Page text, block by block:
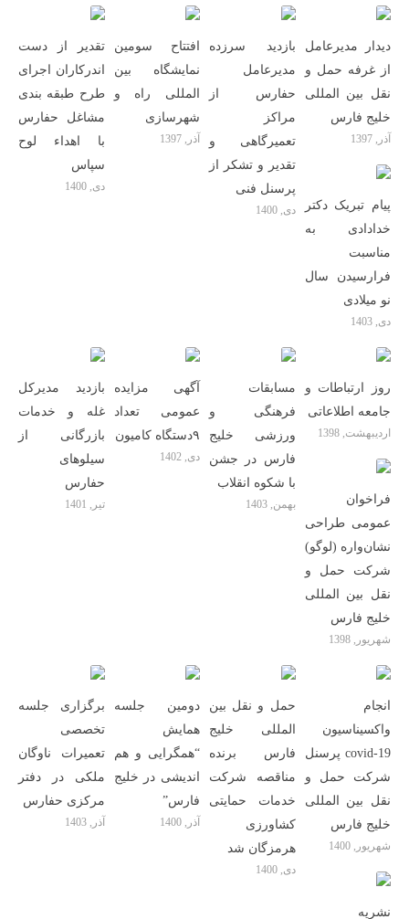
تقدیر از دست
اندرکاران اجرای
طرح طبقه بندی
مشاغل حفارس
با اهداء لوح
سپاس
دی, 1400
افتتاح سومین
نمایشگاه بین
المللی راه و
شهرسازی
آذر, 1397
بازدید سرزده
مدیرعامل
حفارس از
مراکز
تعمیرگاهی و
تقدیر و تشکر از
پرسنل فنی
دی, 1400
دیدار مدیرعامل
از غرفه حمل و
نقل بین المللی
خلیج فارس
آذر, 1397
پیام تبریک دکتر
خدادادی به
مناسبت
فرارسیدن سال
نو میلادی
دی, 1403
بازدید مدیرکل
غله و خدمات
بازرگانی از
سیلوهای
حفارس
تیر, 1401
آگهی مزایده
عمومی تعداد
۹دستگاه کامیون
دی, 1402
مسابقات
فرهنگی و
ورزشی خلیج
فارس در جشن
با شکوه انقلاب
بهمن, 1403
روز ارتباطات و
جامعه اطلاعاتى
اردیبهشت, 1398
فراخوان
عمومی طراحی
نشان‌واره (لوگو)
شرکت حمل و
نقل بین المللی
خلیج فارس
شهریور, 1398
برگزاری جلسه
تخصصی
تعمیرات ناوگان
ملکی در دفتر
مرکزی حفارس
آذر, 1403
دومین جلسه
همایش
“همگرایی و هم
اندیشی در خلیج
فارس”
آذر, 1400
حمل و نقل بین
المللی خلیج
فارس برنده
مناقصه شرکت
خدمات حمایتی
کشاورزی
هرمزگان شد
دی, 1400
انجام
واکسیناسیون
covid-19 پرسنل
شرکت حمل و
نقل بین المللی
خلیج فارس
شهریور, 1400
نشریه